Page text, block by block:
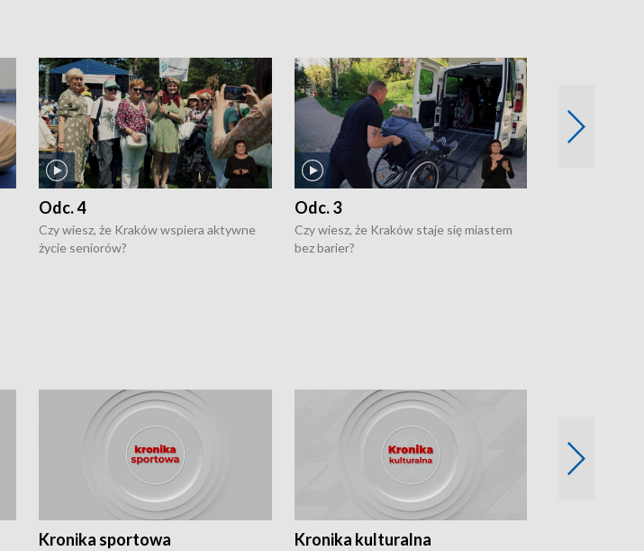
Odc. 4
Czy wiesz, że Kraków wspiera aktywne
życie seniorów?
Odc. 3
Czy wiesz, że Kraków staje się miastem
bez barier?
Kronika sportowa Kronika kulturalna